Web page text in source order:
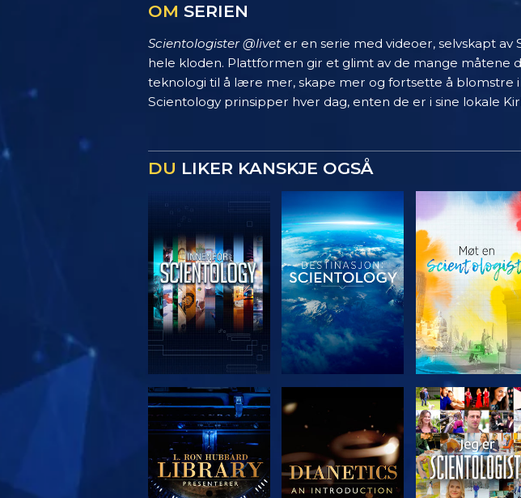
OM SERIEN
Scientologister @livet er en serie med videoer, selvskapt
hele kloden. Plattformen gir et glimt av de mange
teknologi til å lære mer, skape mer og fortsette å blomstre
Scientology prinsipper hver dag, enten de er i sine lokale
DU LIKER KANSKJE OGSÅ
UTFORSK SERIEN UTFORSK SERIEN UTFORSK